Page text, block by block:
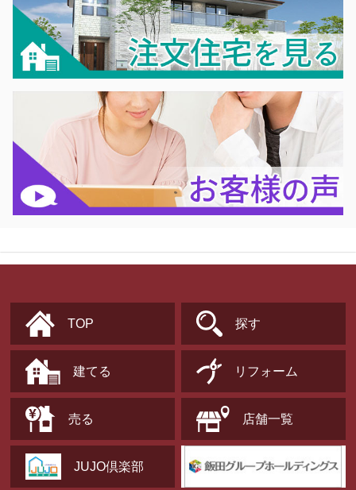
TOP 探す
建てる リフォーム
売る 店舗一覧
JUJO倶楽部